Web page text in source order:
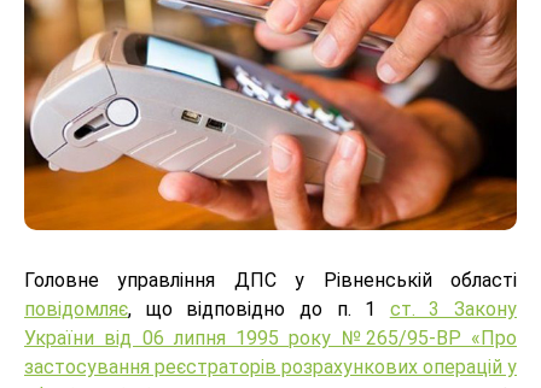
Головне управління ДПС у Рівненській області
повідомляє, що відповідно до п. 1 ст. 3 Закону
України від 06 липня 1995 року №265/95-ВР «Про
застосування реєстраторів розрахункових операцій у